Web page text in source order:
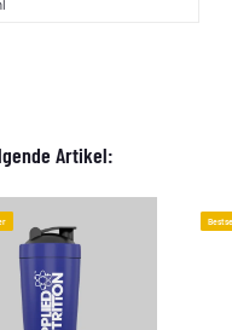
Artikel: